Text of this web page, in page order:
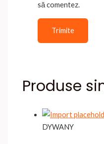
să comentez.
Produse
DYWANY